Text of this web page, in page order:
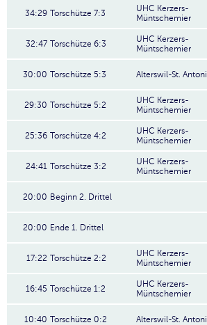
34:29 Torschütze 7:3
UHC Kerzers-
Müntschemier
32:47 Torschütze 6:3
UHC Kerzers-
Müntschemier
30:00 Torschütze 5:3 Alterswil-St. Antoni
29:30 Torschütze 5:2
UHC Kerzers-
Müntschemier
25:36 Torschütze 4:2
UHC Kerzers-
Müntschemier
24:41 Torschütze 3:2
UHC Kerzers-
Müntschemier
20:00 Beginn 2. Drittel
20:00 Ende 1. Drittel
17:22 Torschütze 2:2
UHC Kerzers-
Müntschemier
16:45 Torschütze 1:2
UHC Kerzers-
Müntschemier
10:40 Torschütze 0:2 Alterswil-St. Antoni